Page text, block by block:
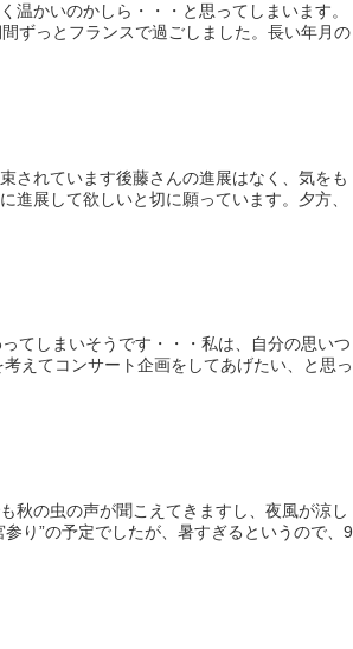
かいのかしら・・・と思ってしまいます。
ずっとフランスで過ごしました。長い年月の
されています後藤さんの進展はなく、気をも
進展して欲しいと切に願っています。夕方、
てしまいそうです・・・私は、自分の思いつ
えてコンサート企画をしてあげたい、と思っ
秋の虫の声が聞こえてきますし、夜風が涼し
り”の予定でしたが、暑すぎるというので、9